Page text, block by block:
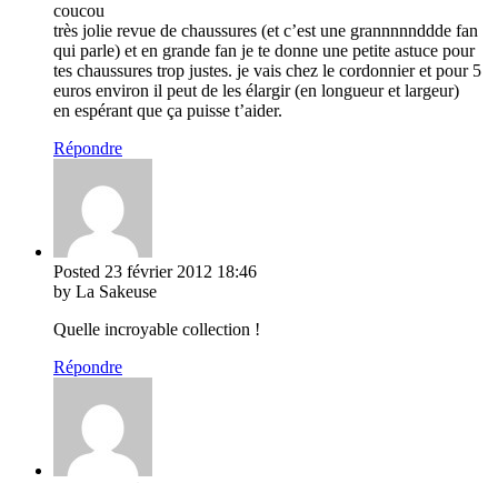
coucou
très jolie revue de chaussures (et c’est une grannnnnddde fan
qui parle) et en grande fan je te donne une petite astuce pour
tes chaussures trop justes. je vais chez le cordonnier et pour 5
euros environ il peut de les élargir (en longueur et largeur)
en espérant que ça puisse t’aider.
Répondre
Posted 23 février 2012 18:46
by La Sakeuse
Quelle incroyable collection !
Répondre